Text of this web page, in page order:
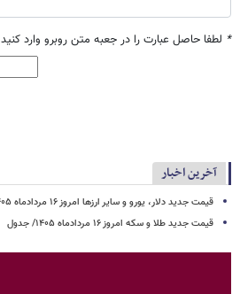
* لطفا حاصل عبارت را در جعبه متن روبرو وارد کنید
آخرین اخبار
قیمت جدید دلار، یورو و سایر ارزها امروز ۱۶ مردادماه ۱۴۰۵/ جدول
قیمت جدید طلا و سکه امروز ۱۶ مردادماه ۱۴۰۵/ جدول